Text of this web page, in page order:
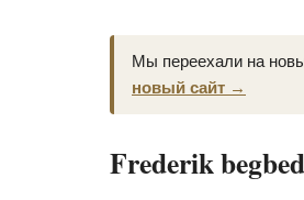
Мы переехали на
новый сайт →
Frederik